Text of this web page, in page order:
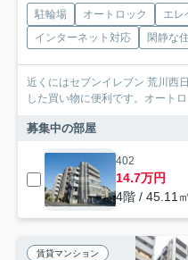
駐輪場 オートロック エレ
インターネット対応
閑静な
近くにはセブンイレブン 荒川西
した買い物に便利です。オート
募集中の部屋
402
14.7万円
4階 / 45.11
賃貸マンション